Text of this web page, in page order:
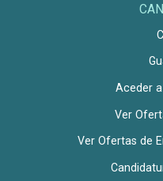
Aceder
Ver
Ver Ofertas de